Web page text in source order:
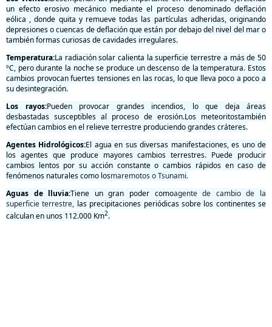
un efecto erosivo mecánico mediante el proceso denominado deflación
eólica , donde quita y remueve todas las partículas adheridas, originando
depresiones o cuencas de deflación que están por debajo del nivel del mar o
también formas curiosas de cavidades irregulares.
Temperatura:La radiación solar calienta la superficie terrestre a más de 50
ºC, pero durante la noche se produce un descenso de la temperatura. Estos
cambios provocan fuertes tensiones en las rocas, lo que lleva poco a poco a
su desintegración.
Los rayos:Pueden provocar grandes incendios, lo que deja áreas
desbastadas susceptibles al proceso de erosión.Los meteoritostambién
efectúan cambios en el relieve terrestre produciendo grandes cráteres.
Agentes Hidrológicos:El agua en sus diversas manifestaciones, es uno de
los agentes que produce mayores cambios terrestres. Puede producir
cambios lentos por su acción constante o cambios rápidos en caso de
fenómenos naturales como losmaremotos o Tsunami.
Aguas de lluvia:Tiene un gran poder comoagente de cambio de la
superficie terrestre, las precipitaciones periódicas sobre los continentes se
calculan en unos 112.000 Km2.